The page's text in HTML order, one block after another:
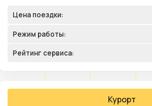
Цена поездки:
Режим работы:
Рейтинг сервиса:
Курорт